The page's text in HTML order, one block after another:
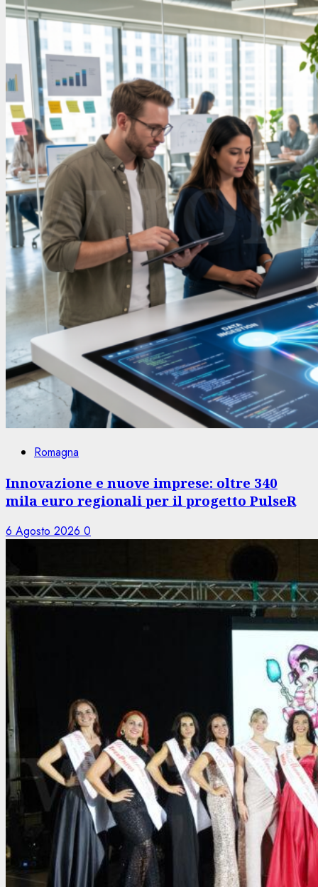
Romagna
Innovazione e nuove imprese: oltre 340
mila euro regionali per il progetto PulseR
6 Agosto 2026 0